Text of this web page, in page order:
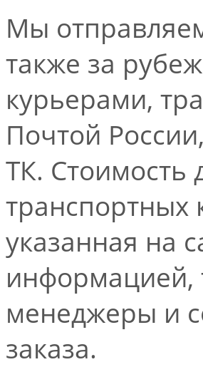
Мы
также за
курьерами,
Почтой
ТК. Стоимость
транспортных
указанная на
информацией,
менеджеры и
заказа.